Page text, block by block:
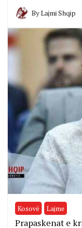
ByLajmi Shqip
Kosovë Lajme
Prapaskenat e